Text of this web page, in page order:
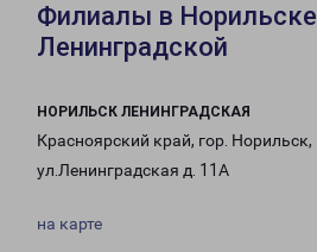
Филиалы в Норильске
Ленинградской
НОРИЛЬСК ЛЕНИНГРАДСКАЯ
Красноярский край, гор. Норильск,
ул.Ленинградская д. 11А
на карте